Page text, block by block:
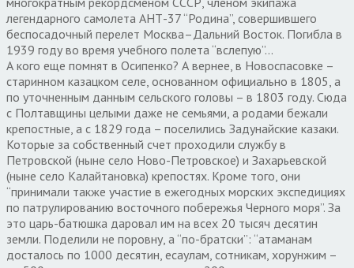
легендарного самолета АНТ-37 “Родина”, совершившего
беспосадочный перелет Москва–Дальний Восток. Погибла в
1939 году во время учебного полета “вслепую”…
А кого еще помнят в Осипенко? А вернее, в Новоспасовке –
старинном казацком селе, основанном официально в 1805, а
по уточненным данным сельского головы – в 1803 году. Сюда
с Полтавщины целыми даже не семьями, а родами бежали
крепостные, а с 1829 года – поселились Задунайские казаки.
Которые за собственный счет проходили службу в
Петровской (ныне село Ново-Петровское) и Захарьевской
(ныне село Калайтановка) крепостях. Кроме того, они
“принимали также участие в ежегодных морских экспедициях
по патрулированию восточного побережья Черного моря”. За
это царь-батюшка даровал им на всех 20 тысяч десятин
земли. Поделили не поровну, а “по-братски”: “атаманам
досталось по 1000 десятин, есаулам, сотникам, хорунжим –